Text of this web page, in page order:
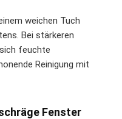
weichen Tuch
Bei stärkeren
feuchte
Reinigung mit
Fenster